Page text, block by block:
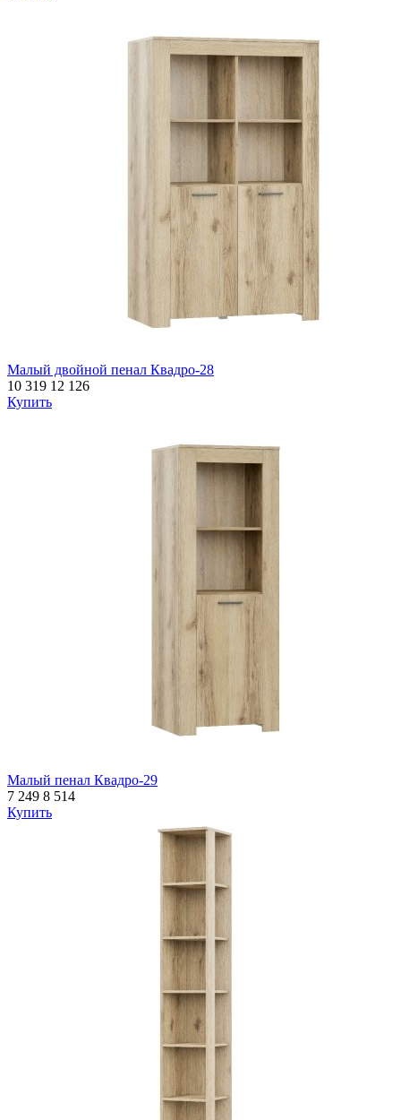
Малый двойной пенал Квадро-28
10 319 12 126
Купить
Малый пенал Квадро-29
7 249 8 514
Купить